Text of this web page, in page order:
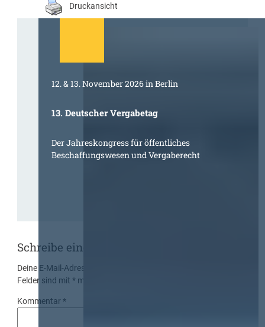
Druckansicht
12. & 13. November 2026 in Berlin
13. Deutscher Vergabetag
Der Jahreskongress für öffentliches
Beschaffungswesen und Vergaberecht
Schreibe einen Kommentar
Deine E-Mail-Adresse wird nicht veröffentlicht.
Felder sind mit* markiert
Kommentar*